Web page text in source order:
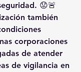
😟🚨
también
corporaciones
de atender
de vigilancia en